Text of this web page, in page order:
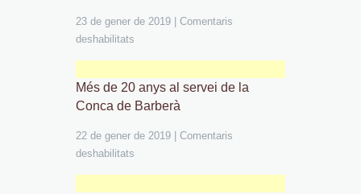
23 de gener de 2019
Comentaris
deshabilitats
Més de 20 anys al servei de la
Conca de Barberà
22 de gener de 2019
Comentaris
deshabilitats